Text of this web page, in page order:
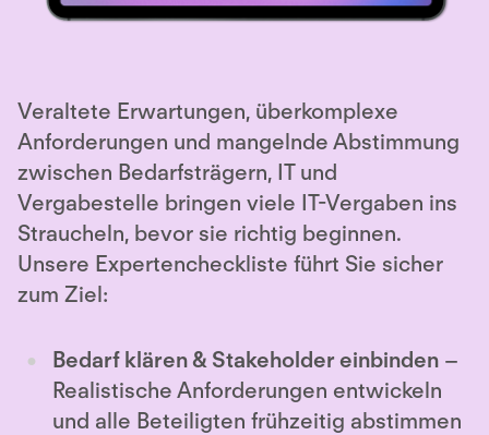
Veraltete Erwartungen, überkomplexe
Anforderungen und mangelnde Abstimmung
zwischen Bedarfsträgern, IT und
Vergabestelle bringen viele IT-Vergaben ins
Straucheln, bevor sie richtig beginnen.
Unsere Expertencheckliste führt Sie sicher
zum Ziel:
Bedarf klären & Stakeholder einbinden –
Realistische Anforderungen entwickeln
und alle Beteiligten frühzeitig abstimmen